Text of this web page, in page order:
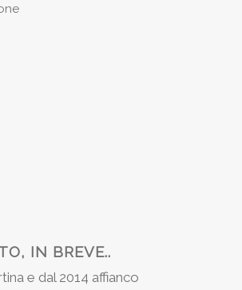
IN BREVE..
e dal 2014 affianco